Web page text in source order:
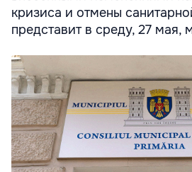
кризиса и отмены
представит в среду, 27 мая,